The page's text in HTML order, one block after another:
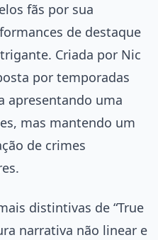
fãs por sua
de destaque
Criada por Nic
por temporadas
apresentando uma
mas mantendo um
de crimes
distintivas de “True
narrativa não linear e